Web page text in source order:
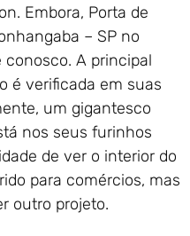
Embora, Porta de
– SP no
A principal
é verificada em suas
um gigantesco
nos seus furinhos
de ver o interior do
para comércios, mas
outro projeto.